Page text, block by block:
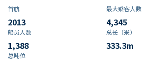
首航
2013
最大乘客人数
4,345
船员人数
1,388
总长（米）
333.3m
总吨位